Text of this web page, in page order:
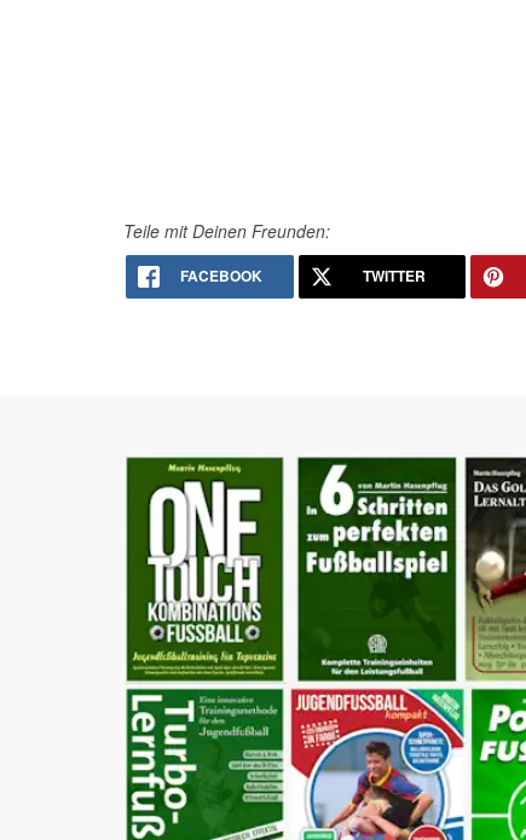
Teile mit Deinen Freunden:
FACEBOOK TWITTER